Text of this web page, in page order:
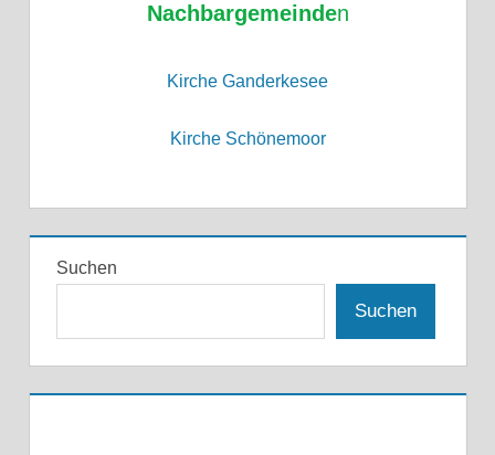
Nachbargemeinden
Kirche Ganderkesee
Kirche Schönemoor
Suchen
Suchen